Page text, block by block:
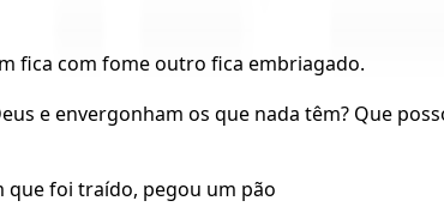
fica com fome outro fica embriagado.
e envergonham os que nada têm? Que
que foi traído, pegou um pão